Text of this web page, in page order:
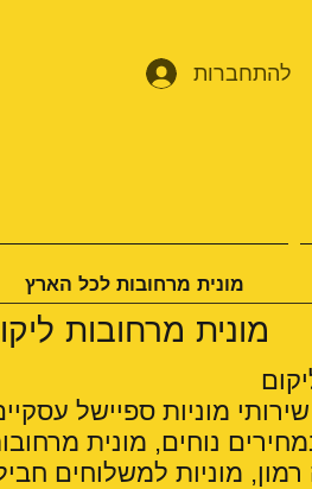
להתחברות
מונית מרחובות לכל הארץ
מונית מרחובות
מוניות ספיישל
נוחים, מונית
מוניות למשלוחים